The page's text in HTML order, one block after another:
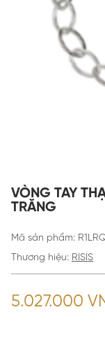
VÒNG TAY
TRĂNG
Mã sản phẩm:
Thương hiệu: RISIS
5.027.000